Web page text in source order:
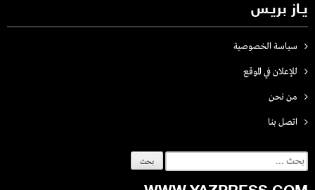
يـاز بريـس
سياسة الخصوصية
للإعلان في الموقع
من نحن
اتصل بنـا
البحث
عن: